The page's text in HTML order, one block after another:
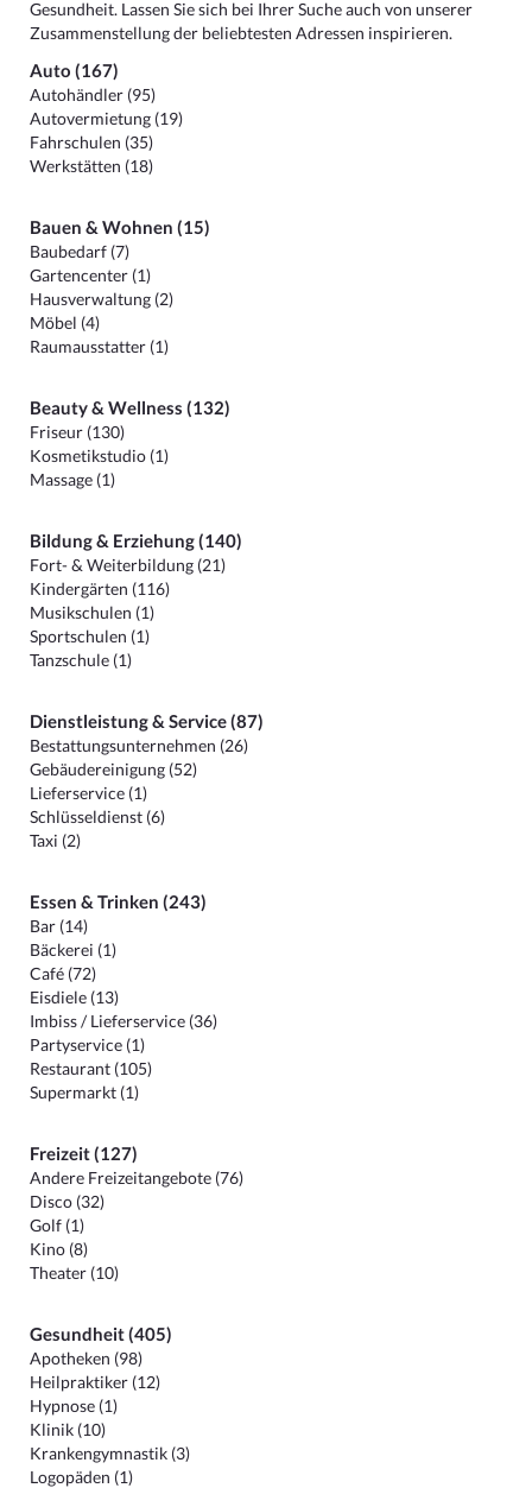
Gesundheit. Lassen Sie sich bei Ihrer Suche auch von unserer
Zusammenstellung der beliebtesten Adressen inspirieren.
Auto (167)
Autohändler (95)
Autovermietung (19)
Fahrschulen (35)
Werkstätten (18)
Bauen & Wohnen (15)
Baubedarf (7)
Gartencenter (1)
Hausverwaltung (2)
Möbel (4)
Raumausstatter (1)
Beauty & Wellness (132)
Friseur (130)
Kosmetikstudio (1)
Massage (1)
Bildung & Erziehung (140)
Fort- & Weiterbildung (21)
Kindergärten (116)
Musikschulen (1)
Sportschulen (1)
Tanzschule (1)
Dienstleistung & Service (87)
Bestattungsunternehmen (26)
Gebäudereinigung (52)
Lieferservice (1)
Schlüsseldienst (6)
Taxi (2)
Essen & Trinken (243)
Bar (14)
Bäckerei (1)
Café (72)
Eisdiele (13)
Imbiss / Lieferservice (36)
Partyservice (1)
Restaurant (105)
Supermarkt (1)
Freizeit (127)
Andere Freizeitangebote (76)
Disco (32)
Golf (1)
Kino (8)
Theater (10)
Gesundheit (405)
Apotheken (98)
Heilpraktiker (12)
Hypnose (1)
Klinik (10)
Krankengymnastik (3)
Logopäden (1)